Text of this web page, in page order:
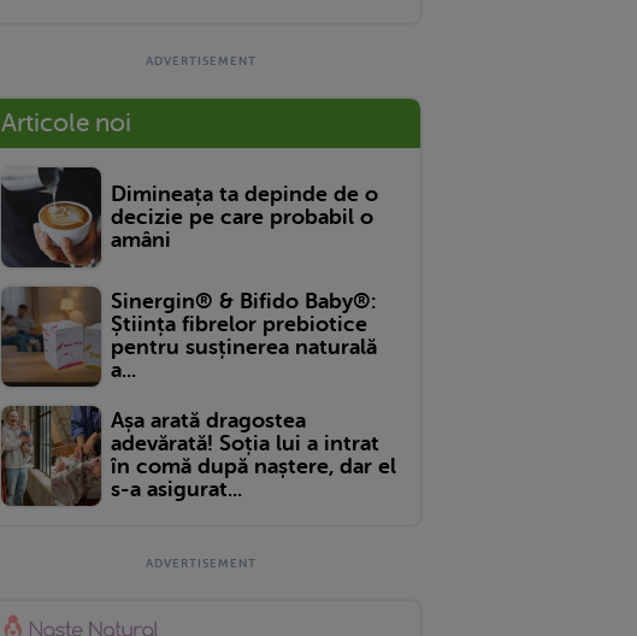
Articole noi
Dimineața ta depinde de o
decizie pe care probabil o
amâni
Sinergin® & Bifido Baby®:
Știința fibrelor prebiotice
pentru susținerea naturală
a...
Așa arată dragostea
adevărată! Soția lui a intrat
în comă după naștere, dar el
s-a asigurat...